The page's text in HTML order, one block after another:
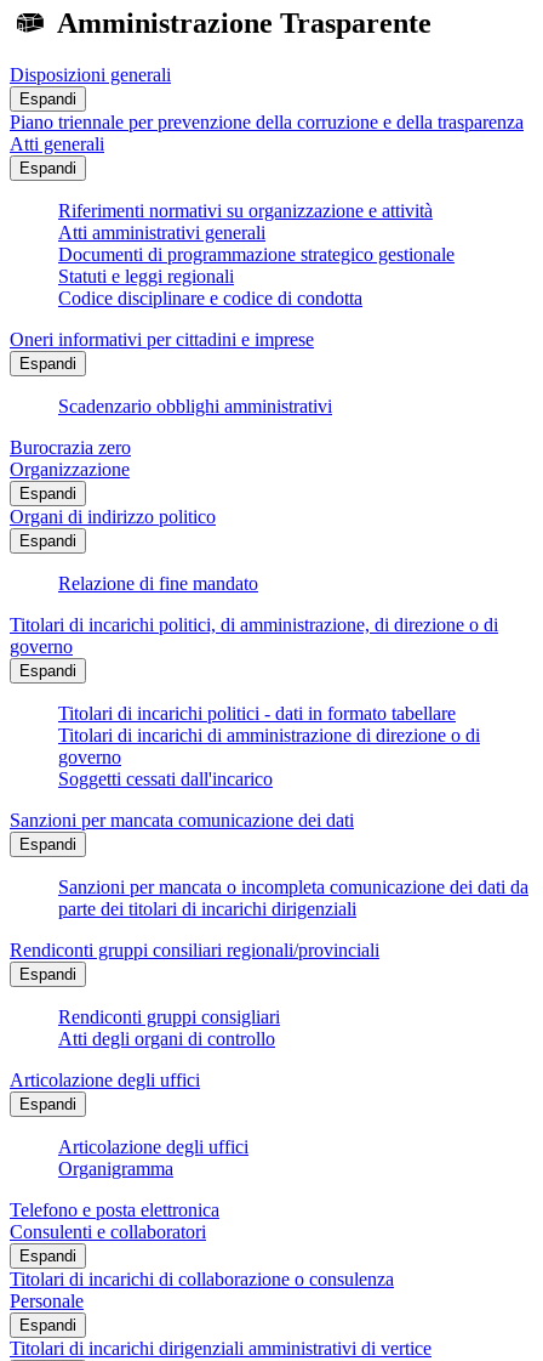
Amministrazione Trasparente
Disposizioni generali
Espandi
Piano triennale per prevenzione della corruzione e della trasparenza
Atti generali
Espandi
Riferimenti normativi su organizzazione e attività
Atti amministrativi generali
Documenti di programmazione strategico gestionale
Statuti e leggi regionali
Codice disciplinare e codice di condotta
Oneri informativi per cittadini e imprese
Espandi
Scadenzario obblighi amministrativi
Burocrazia zero
Organizzazione
Espandi
Organi di indirizzo politico
Espandi
Relazione di fine mandato
Titolari di incarichi politici, di amministrazione, di direzione o di
governo
Espandi
Titolari di incarichi politici - dati in formato tabellare
Titolari di incarichi di amministrazione di direzione o di
governo
Soggetti cessati dall'incarico
Sanzioni per mancata comunicazione dei dati
Espandi
Sanzioni per mancata o incompleta comunicazione dei dati da
parte dei titolari di incarichi dirigenziali
Rendiconti gruppi consiliari regionali/provinciali
Espandi
Rendiconti gruppi consigliari
Atti degli organi di controllo
Articolazione degli uffici
Espandi
Articolazione degli uffici
Organigramma
Telefono e posta elettronica
Consulenti e collaboratori
Espandi
Titolari di incarichi di collaborazione o consulenza
Personale
Espandi
Titolari di incarichi dirigenziali amministrativi di vertice